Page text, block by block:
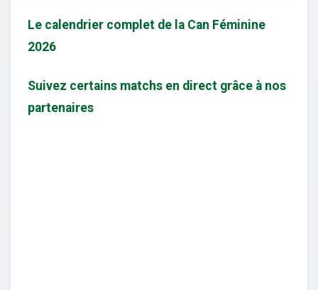
Le calendrier complet de la Can Féminine
2026
Suivez certains matchs en direct grâce à nos
partenaires